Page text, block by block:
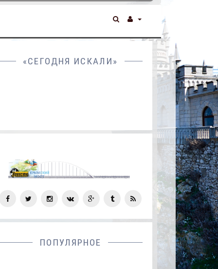
«СЕГОДНЯ ИСКАЛИ»
СОЦ
СЕТИ
ПОПУЛЯРНОЕ